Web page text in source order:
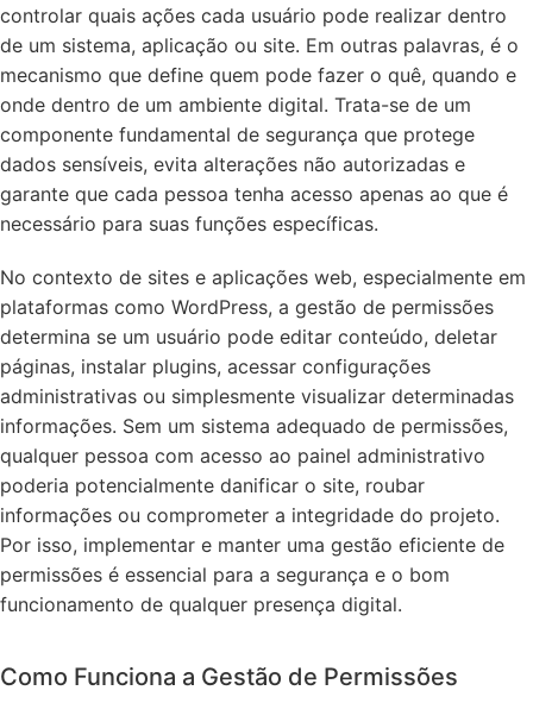
controlar quais ações cada usuário pode realizar dentro
de um sistema, aplicação ou site. Em outras palavras, é o
mecanismo que define quem pode fazer o quê, quando e
onde dentro de um ambiente digital. Trata-se de um
componente fundamental de segurança que protege
dados sensíveis, evita alterações não autorizadas e
garante que cada pessoa tenha acesso apenas ao que é
necessário para suas funções específicas.
No contexto de sites e aplicações web, especialmente em
plataformas como WordPress, a gestão de permissões
determina se um usuário pode editar conteúdo, deletar
páginas, instalar plugins, acessar configurações
administrativas ou simplesmente visualizar determinadas
informações. Sem um sistema adequado de permissões,
qualquer pessoa com acesso ao painel administrativo
poderia potencialmente danificar o site, roubar
informações ou comprometer a integridade do projeto.
Por isso, implementar e manter uma gestão eficiente de
permissões é essencial para a segurança e o bom
funcionamento de qualquer presença digital.
Como Funciona a Gestão de Permissões